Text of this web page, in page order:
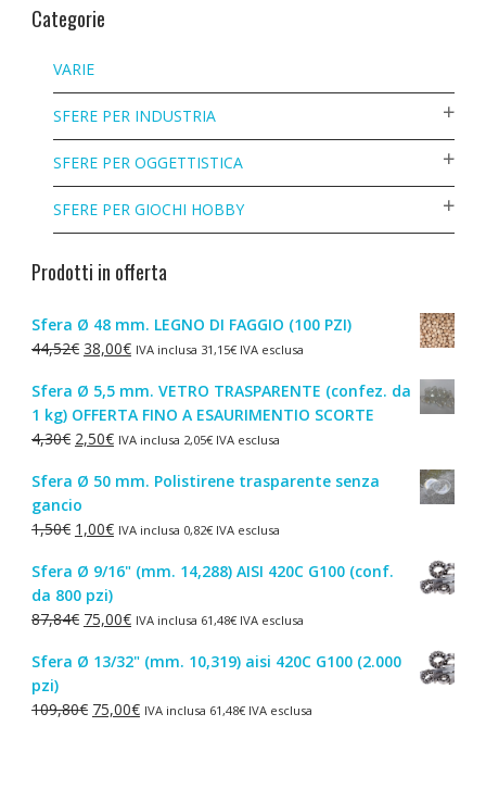
Categorie
VARIE
SFERE PER INDUSTRIA
SFERE PER OGGETTISTICA
SFERE PER GIOCHI HOBBY
Prodotti in offerta
Sfera Ø 48 mm. LEGNO DI FAGGIO (100 PZI)
44,52€ Il
originale
era:
44,52€.
38,00€Il
attuale
è:
38,00€.
IVA inclusa 31,15€IVA esclusa
Sfera Ø 5,5 mm. VETRO TRASPARENTE (confez. da
1 kg) OFFERTA FINO A ESAURIMENTIO SCORTE
4,30€ Il
originale
era:
4,30€.
2,50€Il
attuale
2,50€.
IVA inclusa 2,05€IVA esclusa
Sfera Ø 50 mm. Polistirene trasparente senza
gancio
1,50€ Il
originale
era:
1,50€.
1,00€Il
attuale
è:
1,00€.
IVA inclusa 0,82€IVA esclusa
Sfera Ø 9/16" (mm. 14,288) AISI 420C G100 (conf.
da 800 pzi)
87,84€ Il
originale
87,84€.
75,00€Il
attuale
75,00€.
IVA inclusa 61,48€IVA esclusa
Sfera Ø 13/32" (mm. 10,319) aisi 420C G100 (2.000
pzi)
109,80€ Il
75,00€IlIVA inclusa 61,48€IVA esclusa